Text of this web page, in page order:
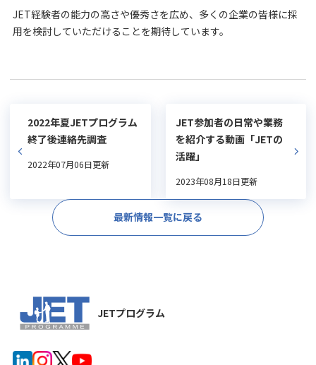
JET経験者の能力の高さや優秀さを広め、多くの企業の皆様に採
用を検討していただけることを期待しています。
2022年夏JETプログラム
終了後連絡先調査
2022年07月06日更新
最新情報一覧に戻る
JET参加者の日常や業務
を紹介する動画「JETの
活躍」
2023年08月18日更新
JETプログラム